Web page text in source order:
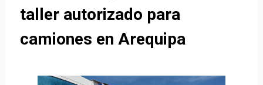
taller autorizado para
camiones en Arequipa